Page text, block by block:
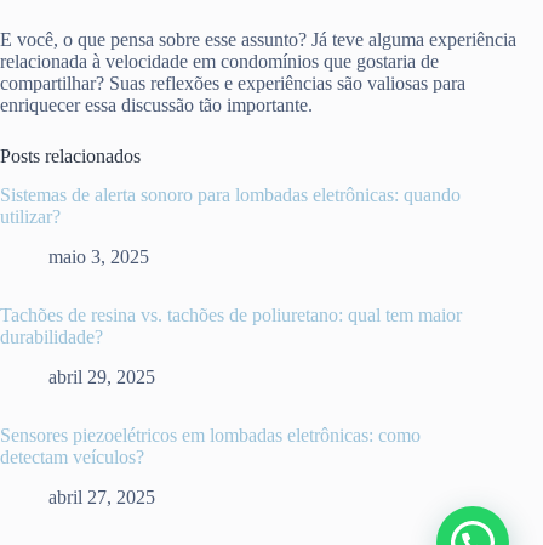
E você, o que pensa sobre esse assunto? Já teve alguma experiência
relacionada à velocidade em condomínios que gostaria de
compartilhar? Suas reflexões e experiências são valiosas para
enriquecer essa discussão tão importante.
Posts relacionados
Sistemas de alerta sonoro para lombadas eletrônicas: quando
utilizar?
maio 3, 2025
Tachões de resina vs. tachões de poliuretano: qual tem maior
durabilidade?
abril 29, 2025
Sensores piezoelétricos em lombadas eletrônicas: como
detectam veículos?
abril 27, 2025